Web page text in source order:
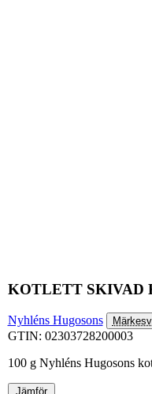
KOTLETT SKIVAD
Nyhléns Hugosons
GTIN: 02303728200003
100 g Nyhléns Hugosons
Jämför